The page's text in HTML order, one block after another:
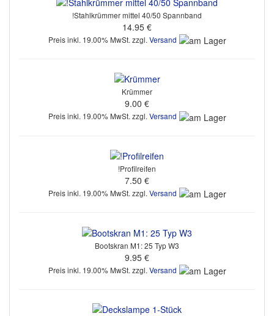
!Stahlkrümmer mittel 40/50 Spannband
14.95 €
Preis inkl. 19.00% MwSt. zzgl. Versand
Krümmer
9.00 €
Preis inkl. 19.00% MwSt. zzgl. Versand
!Profilreifen
7.50 €
Preis inkl. 19.00% MwSt. zzgl. Versand
Bootskran M1: 25 Typ W3
9.95 €
Preis inkl. 19.00% MwSt. zzgl. Versand